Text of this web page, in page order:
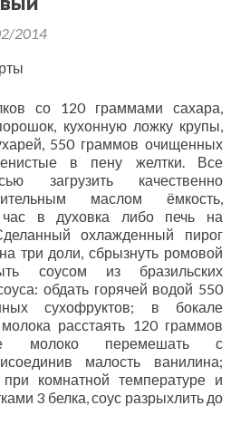
2014
со 120 граммами сахара,
кухонную ложку крупы,
550 граммов очищенных
в пену желтки. Все
загрузить качественно
маслом ёмкость,
в духовка либо печь на
охлажденный пирог
три доли, сбрызнуть ромовой
соусом из бразильских
обдать горячей водой 550
сухофруктов; в бокале
молока расстаять 120 граммов
молоко перемешать с
малость ванилина;
комнатной температуре и
3 белка, соус разрыхлить до